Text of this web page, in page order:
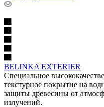
BELINKA EXTERIER
Специальное
текстурное покрытие на
защиты древесины от
излучений.